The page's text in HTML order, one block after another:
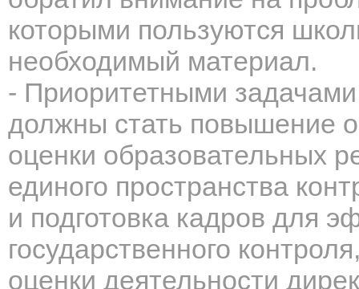
которыми пользуются
необходимый материал.
- Приоритетными
должны стать повышение
оценки образовательных
единого пространства
и подготовка кадров для
государственного
оценки деятельности